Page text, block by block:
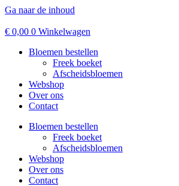
Ga naar de inhoud
€ 0,00 0 Winkelwagen
Bloemen bestellen
Freek boeket
Afscheidsbloemen
Webshop
Over ons
Contact
Bloemen bestellen
Freek boeket
Afscheidsbloemen
Webshop
Over ons
Contact